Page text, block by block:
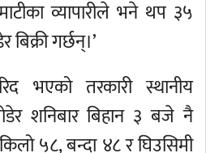
व्यापारीले भने थप ३५
गर्छन्।’
भएको तरकारी स्थानीय
शनिबार बिहान ३ बजे नै
५८, बन्दा ४८ र घिउसिमी